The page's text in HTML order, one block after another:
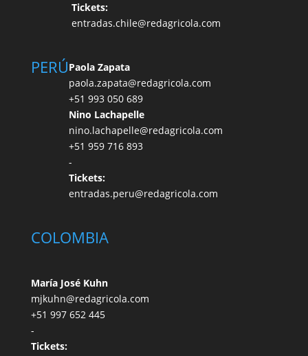
Tickets:
entradas.chile@redagricola.com
PERÚPaola Zapata
paola.zapata@redagricola.com
+51 993 050 689
Nino Lachapelle
nino.lachapelle@redagricola.com
+51 959 716 893
-
Tickets:
entradas.peru@redagricola.com
COLOMBIA
María José Kuhn
mjkuhn@redagricola.com
+51 997 652 445
-
Tickets: